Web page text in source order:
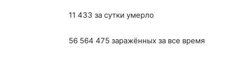
11 433 за сутки умерло
56 564 475 заражённых за все время